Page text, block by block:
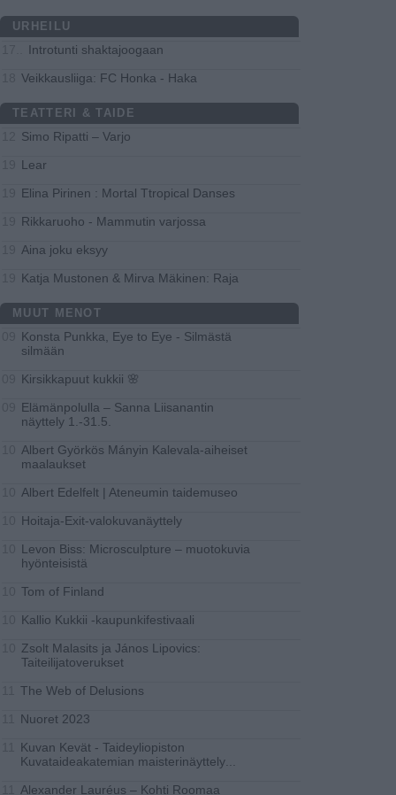
URHEILU
Introtunti shaktajoogaan
Veikkausliiga: FC Honka - Haka
TEATTERI & TAIDE
Simo Ripatti – Varjo
Lear
Elina Pirinen : Mortal Ttropical Danses
Rikkaruoho - Mammutin varjossa
Aina joku eksyy
Katja Mustonen & Mirva Mäkinen: Raja
MUUT MENOT
Konsta Punkka, Eye to Eye - Silmästä
silmään
Kirsikkapuut kukkii 🌸
Elämänpolulla – Sanna Liisanantin
näyttely 1.-31.5.
Albert Györkös Mányin Kalevala-aiheiset
maalaukset
Albert Edelfelt | Ateneumin taidemuseo
Hoitaja-Exit-valokuvanäyttely
Levon Biss: Microsculpture – muotokuvia
hyönteisistä
Tom of Finland
Kallio Kukkii -kaupunkifestivaali
Zsolt Malasits ja János Lipovics:
Taiteilijatoverukset
The Web of Delusions
Nuoret 2023
Kuvan Kevät - Taideyliopiston
Kuvataideakatemian maisterinäyttely
Alexander Lauréus – Kohti Roomaa